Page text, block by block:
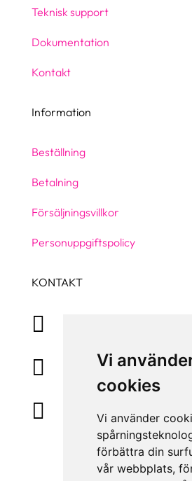
Vi
cookies
Vi använder
förbättra din
vår webbplats,
Teknisk support
Dokumentation
Kontakt
Information
Beställning
Betalning
Försäljningsvillkor
Personuppgiftspolicy
KONTAKT

 info@accessiq.se
